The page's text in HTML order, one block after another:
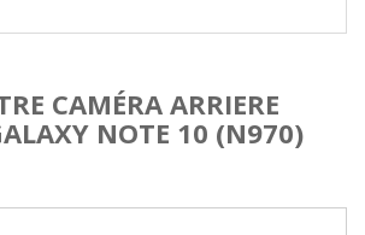
CAMÉRA ARRIERE
NOTE 10 (N970)